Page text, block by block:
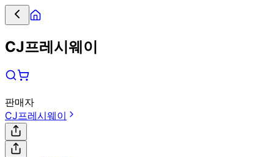
CJ프레시웨이
판매자
CJ프레시웨이